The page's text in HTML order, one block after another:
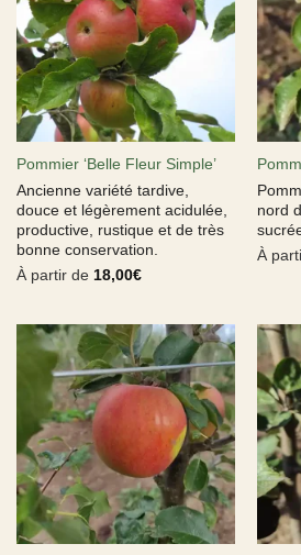
Pommier ‘Belle Fleur Simple’
Ancienne variété tardive,
douce et légèrement acidulée,
productive, rustique et de très
bonne conservation.
À partir de 18,00€
nord
À